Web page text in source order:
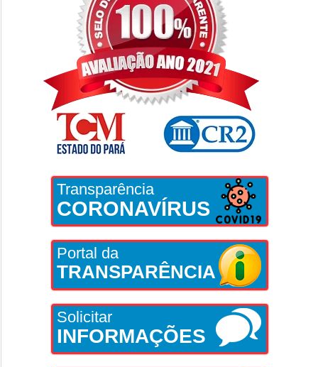
Transparência
CORONAVÍRUS
Portal da
TRANSPARÊNCIA
Solicitar
INFORMAÇÕES